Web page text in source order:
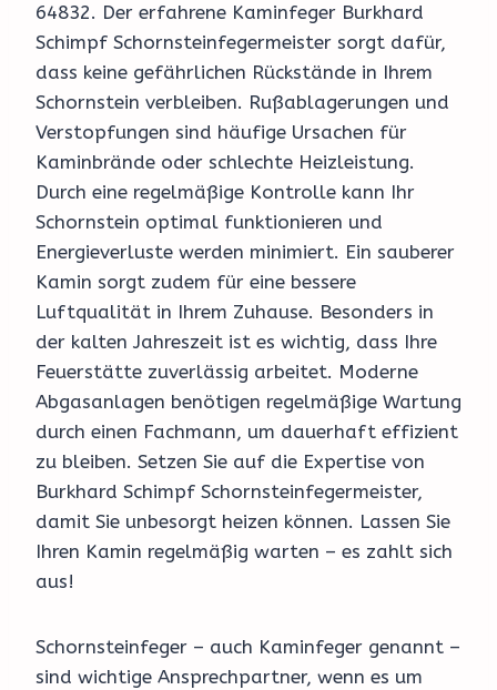
64832. Der erfahrene Kaminfeger Burkhard
Schimpf Schornsteinfegermeister sorgt dafür,
dass keine gefährlichen Rückstände in Ihrem
Schornstein verbleiben. Rußablagerungen und
Verstopfungen sind häufige Ursachen für
Kaminbrände oder schlechte Heizleistung.
Durch eine regelmäßige Kontrolle kann Ihr
Schornstein optimal funktionieren und
Energieverluste werden minimiert. Ein sauberer
Kamin sorgt zudem für eine bessere
Luftqualität in Ihrem Zuhause. Besonders in
der kalten Jahreszeit ist es wichtig, dass Ihre
Feuerstätte zuverlässig arbeitet. Moderne
Abgasanlagen benötigen regelmäßige Wartung
durch einen Fachmann, um dauerhaft effizient
zu bleiben. Setzen Sie auf die Expertise von
Burkhard Schimpf Schornsteinfegermeister,
damit Sie unbesorgt heizen können. Lassen Sie
Ihren Kamin regelmäßig warten – es zahlt sich
aus!
Schornsteinfeger – auch Kaminfeger genannt –
sind wichtige Ansprechpartner, wenn es um